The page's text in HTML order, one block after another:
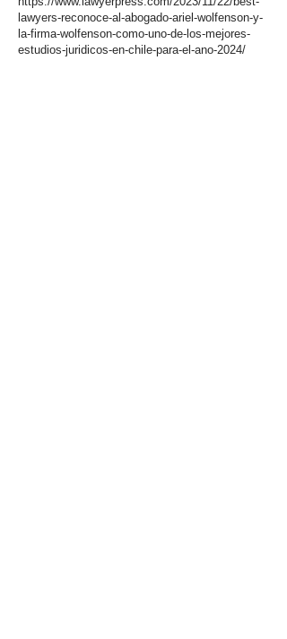
lawyers-reconoce-al-abogado-ariel-wolfenson-y-
la-firma-wolfenson-como-uno-de-los-mejores-
estudios-juridicos-en-chile-para-el-ano-2024/